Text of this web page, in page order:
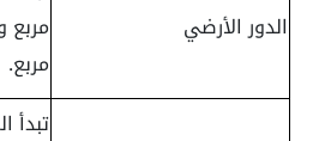
الدور الأرضي
مربع.